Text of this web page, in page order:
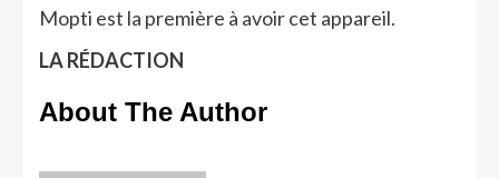
Mopti est la première à avoir cet appareil.
LA RÉDACTION
About The Author